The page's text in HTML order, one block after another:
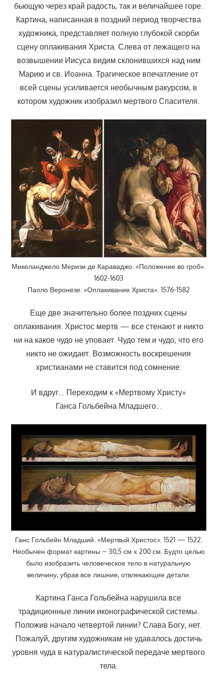
бьющую через край радость, так и величайшее горе.
Картина, написанная в поздний период творчества
художника, представляет полную глубокой скорби
сцену оплакивания Христа. Слева от лежащего на
возвышении Иисуса видим склонившихся над ним
Марию и св. Иоанна. Трагическое впечатление от
всей сцены усиливается необычным ракурсом, в
котором художник изобразил мертвого Спасителя.
Микеланджело Меризи де Караваджо. «Положение во гроб».
1602-1603
Паоло Веронезе. «Оплакивание Христа». 1576-1582
Еще две значительно более поздних сцены
оплакивания. Христос мертв — все стенают и никто
ни на какое чудо не уповает. Чудо тем и чудо, что его
никто не ожидает. Возможность воскрешения
христианами не ставится под сомнение.
И вдруг… Переходим к «Мертвому Христу»
Ганса Гольбейна Младшего…
Ганс Гольбейн Младший. «Мертвый Христос». 1521 — 1522.
Необычен формат картины – 30,5 см х 200 см. Будто целью
было изобразить человеческое тело в натуральную
величину, убрав все лишние, отвлекающие детали.
Картина Ганса Гольбейна нарушила все
традиционные линии иконографической системы.
Положив начало четвертой линии? Слава Богу, нет.
Пожалуй, другим художникам не удавалось достичь
уровня чуда в натуралистической передаче мертвого
тела.